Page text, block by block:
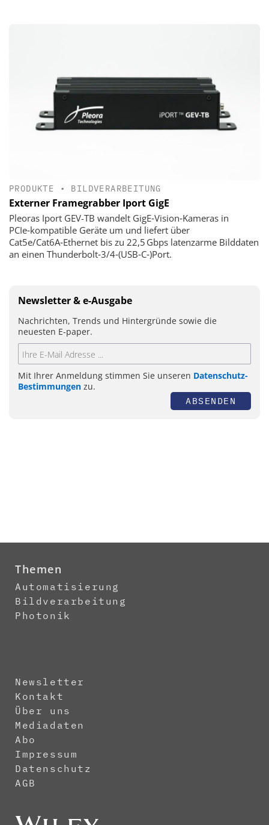
PRODUKTE • BILDVERARBEITUNG
Externer Framegrabber Iport GigE
Pleoras Iport GEV-TB wandelt GigE‑Vision‑Kameras in
PCIe‑kompatible Geräte um und liefert über
Cat5e/Cat6A‑Ethernet bis zu 22,5 Gbps latenzarme Bilddaten
an einen Thunderbolt‑3/4‑(USB‑C‑)Port.
Newsletter & e-Ausgabe
Nachrichten, Trends und Hintergründe sowie die
neuesten E-paper.
Mit Ihrer Anmeldung stimmen Sie unseren Datenschutz-
Bestimmungen zu.
ABSENDEN
Themen
Automatisierung
Bildverarbeitung
Photonik
Newsletter
Kontakt
Über uns
Mediadaten
Abo
Impressum
Datenschutz
AGB